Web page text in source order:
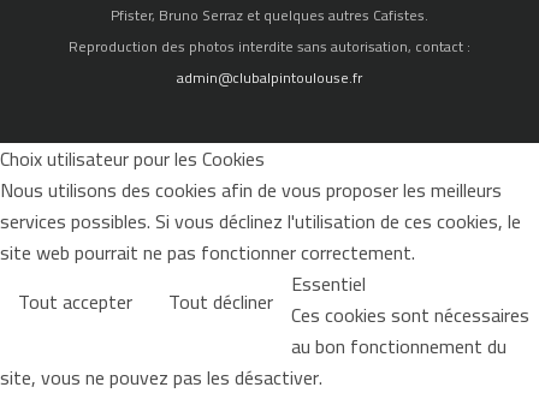
Pfister, Bruno Serraz et quelques autres Cafistes.
Reproduction des photos interdite sans autorisation, contact :
admin@clubalpintoulouse.fr
Choix utilisateur pour les Cookies
Nous utilisons des cookies afin de vous proposer les meilleurs
services possibles. Si vous déclinez l'utilisation de ces cookies, le
site web pourrait ne pas fonctionner correctement.
Tout accepter
Tout décliner Essentiel
Ces cookies sont nécessaires
au bon fonctionnement du
site, vous ne pouvez pas les désactiver.